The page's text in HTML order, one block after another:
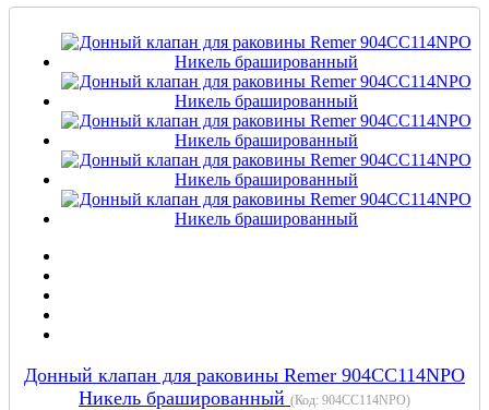
Донный клапан для раковины Remer 904CC114NPO
Никель брашированный (Код: 904CC114NPO)